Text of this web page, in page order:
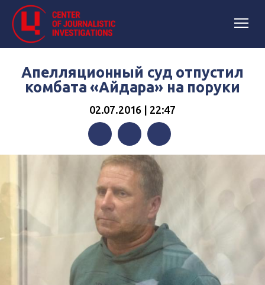
Апелляционный суд отпустил
комбата «Айдара» на поруки
02.07.2016 | 22:47
FacebookTwitterTelegram